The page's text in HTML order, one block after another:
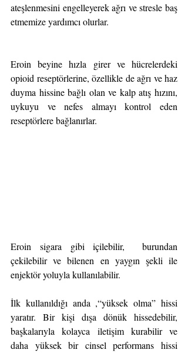
ateşlenmesini engelleyerek ağrı ve stresle baş
etmemize yardımcı olurlar.
Eroin beyine hızla girer ve hücrelerdeki
opioid reseptörlerine, özellikle de ağrı ve haz
duyma hissine bağlı olan ve kalp atış hızını,
uykuyu ve nefes almayı kontrol eden
reseptörlere bağlanırlar.
Eroin sigara gibi içilebilir,  burundan
çekilebilir ve bilenen en yaygın şekli ile
enjektör yoluyla kullanılabilir.
İlk kullanıldığı anda ,“yüksek olma” hissi
yaratır. Bir kişi dışa dönük hissedebilir,
başkalarıyla kolayca iletişim kurabilir ve
daha yüksek bir cinsel performans hissi